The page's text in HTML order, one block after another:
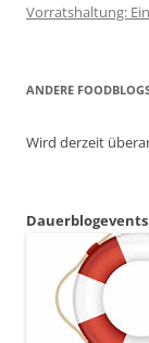
Vorratshaltung:
ANDERE
Wird derzeit
Dauerblogevents